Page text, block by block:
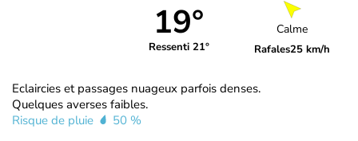
19°
Ressenti 21°
Calme
Rafales25 km/h
Eclaircies et passages nuageux parfois denses.
Quelques averses faibles.
Risque de pluie
50 %